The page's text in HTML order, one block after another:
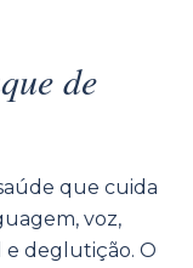
de
que cuida
voz,
e deglutição. O